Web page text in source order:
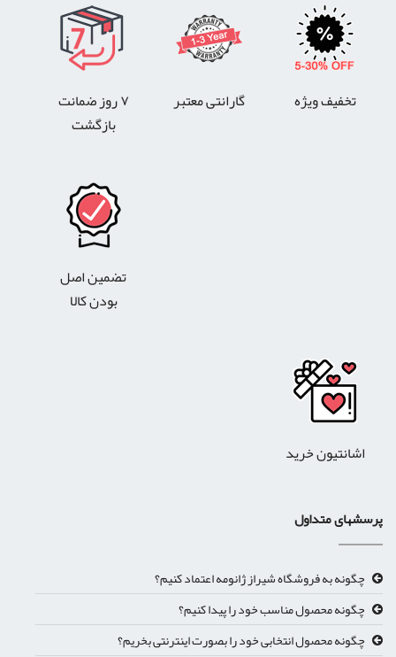
تخفیف ویژه گارانتی معتبر
۷ روز ضمانت
بازگشت
تضمین اصل
بودن کالا
اشانتیون خرید
پرسشهای متداول
چگونه به فروشگاه شیراز ژانومه اعتماد کنیم؟
چگونه محصول مناسب خود را پیدا کنیم؟
چگونه محصول انتخابی خود را بصورت اینترنتی بخریم؟